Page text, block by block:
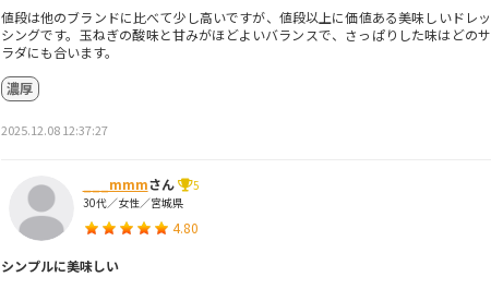
値段は他のブランドに比べて少し高いですが、値段以上に価値ある美味しいドレッ
シングです。玉ねぎの酸味と甘みがほどよいバランスで、さっぱりした味はどのサ
ラダにも合います。
濃厚
2025.12.08 12:37:27
___mmmさん
5
30代／女性／宮城県
4.80
シンプルに美味しい